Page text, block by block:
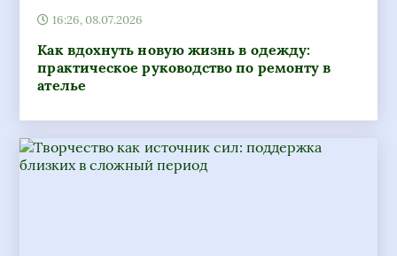
16:26, 08.07.2026
Как вдохнуть новую жизнь в одежду:
практическое руководство по ремонту в
ателье